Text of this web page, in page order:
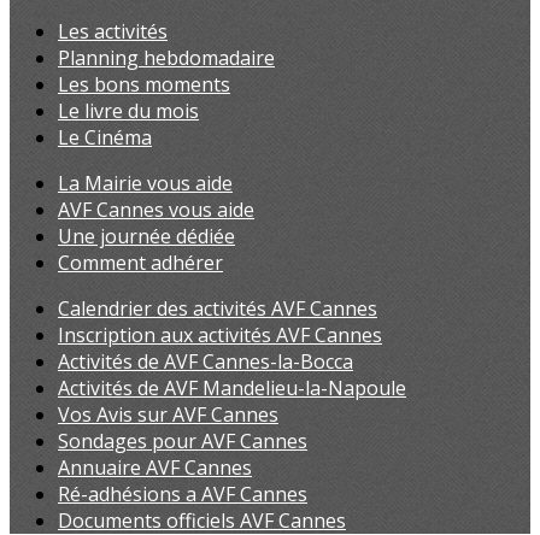
Les activités
Planning hebdomadaire
Les bons moments
Le livre du mois
Le Cinéma
La Mairie vous aide
AVF Cannes vous aide
Une journée dédiée
Comment adhérer
Calendrier des activités AVF Cannes
Inscription aux activités AVF Cannes
Activités de AVF Cannes-la-Bocca
Activités de AVF Mandelieu-la-Napoule
Vos Avis sur AVF Cannes
Sondages pour AVF Cannes
Annuaire AVF Cannes
Ré-adhésions a AVF Cannes
Documents officiels AVF Cannes